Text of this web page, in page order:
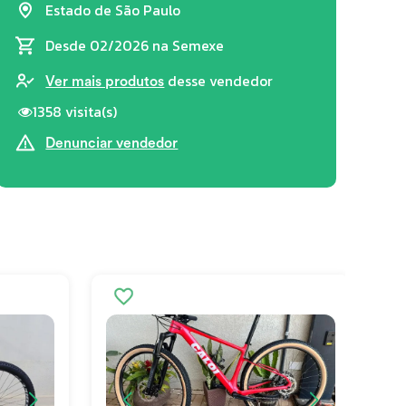
Estado de São Paulo
Desde 02/2026 na Semexe
Ver mais produtos desse vendedor
1358 visita(s)
Denunciar vendedor